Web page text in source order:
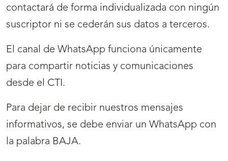
contactará de forma individualizada con ningún
suscriptor ni se cederán sus datos a terceros.
El canal de WhatsApp funciona únicamente
para compartir noticias y comunicaciones
desde el CTI.
Para dejar de recibir nuestros mensajes
informativos, se debe enviar un WhatsApp con
la palabra BAJA.